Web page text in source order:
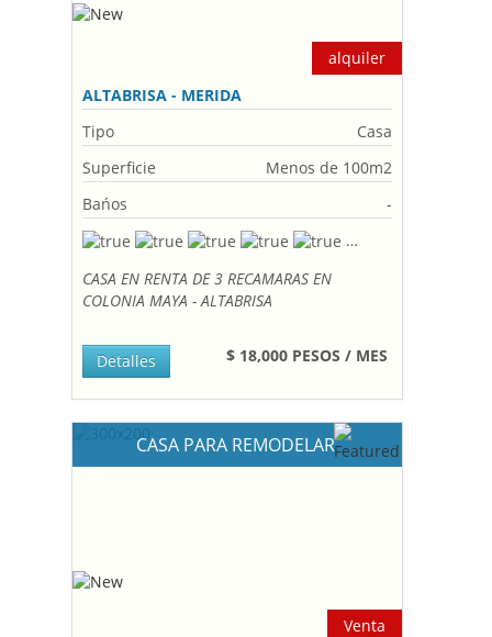
alquiler
ALTABRISA - MERIDA
Tipo
Casa
Superficie
Menos de 100m2
Bańos
-
CASA EN RENTA DE 3 RECAMARAS EN
COLONIA MAYA - ALTABRISA
$ 18,000 PESOS / MES
Detalles
CASA PARA REMODELAR
Venta